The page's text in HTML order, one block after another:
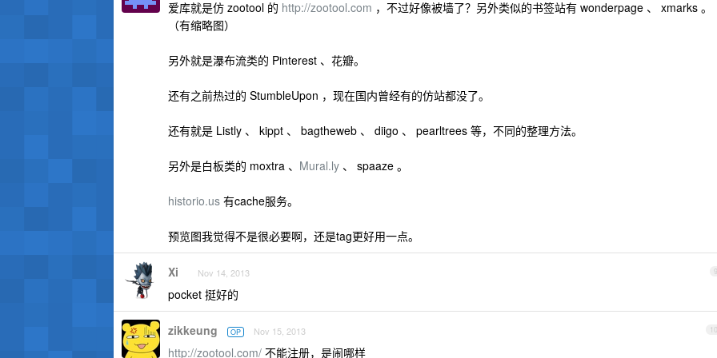
爱库就是仿 zootool 的 http://zootool.com ，不过好像被墙了？另外类似的书签站有 wonderpage 、 xmarks 。
（有缩略图）
另外就是瀑布流类的 Pinterest 、花瓣。
还有之前热过的 StumbleUpon ，现在国内曾经有的仿站都没了。
还有就是 Listly 、 kippt 、 bagtheweb 、 diigo 、 pearltrees 等，不同的整理方法。
另外是白板类的 moxtra 、 Mural.ly 、 spaaze 。
historio.us 有cache服务。
预览图我觉得不是很必要啊，还是tag更好用一点。
9
Xi Nov 14, 2013
pocket 挺好的
10
zikkeung OP Nov 15, 2013
http://zootool.com/ 不能注册，是闹哪样